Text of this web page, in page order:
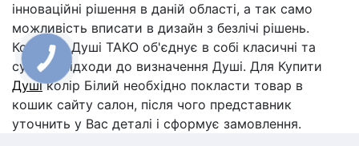
інноваційні рішення в даній області, а так само
можливість вписати в дизайн з безлічі рішень.
Колекція Душі TAKO об'єднує в собі класичні та
сучасні підходи до визначення Душі. Для Купити
Душіколір Білий необхідно покласти товар в
кошик сайту салон, після чого представник
уточнить у Вас деталі і сформує замовлення.